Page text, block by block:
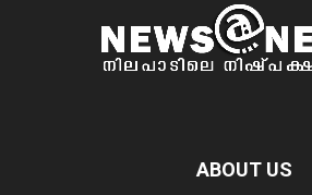
ABOUT US